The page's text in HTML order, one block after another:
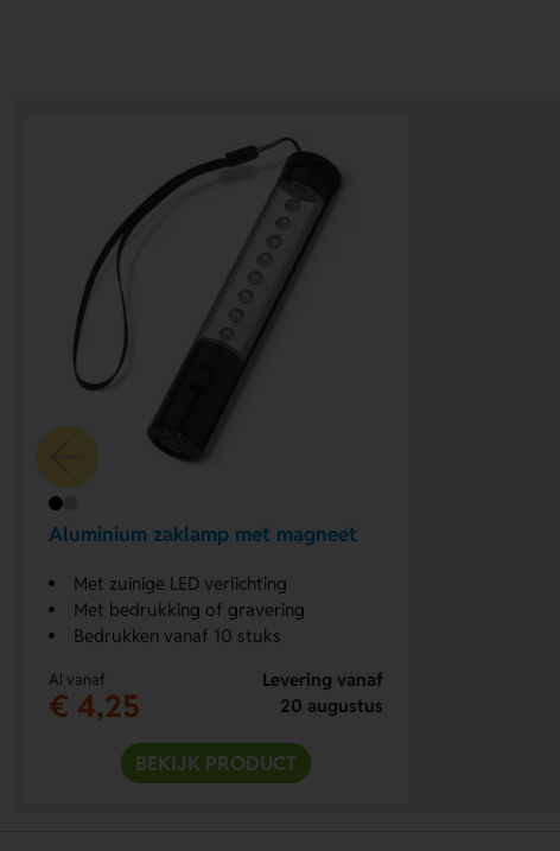
Aluminium zaklamp met magneet
Met zuinige LED verlichting
Met bedrukking of gravering
Bedrukken vanaf 10 stuks
Al vanaf
€ 4,25
Levering vanaf
20 augustus
BEKIJK PRODUCT